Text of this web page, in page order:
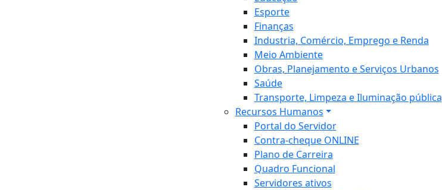
Esporte
Finanças
Industria, Comércio, Emprego e Renda
Meio Ambiente
Obras, Planejamento e Serviços Urbanos
Saúde
Transporte, Limpeza e Iluminação pública
Recursos Humanos
Portal do Servidor
Contra-cheque ONLINE
Plano de Carreira
Quadro Funcional
Servidores ativos